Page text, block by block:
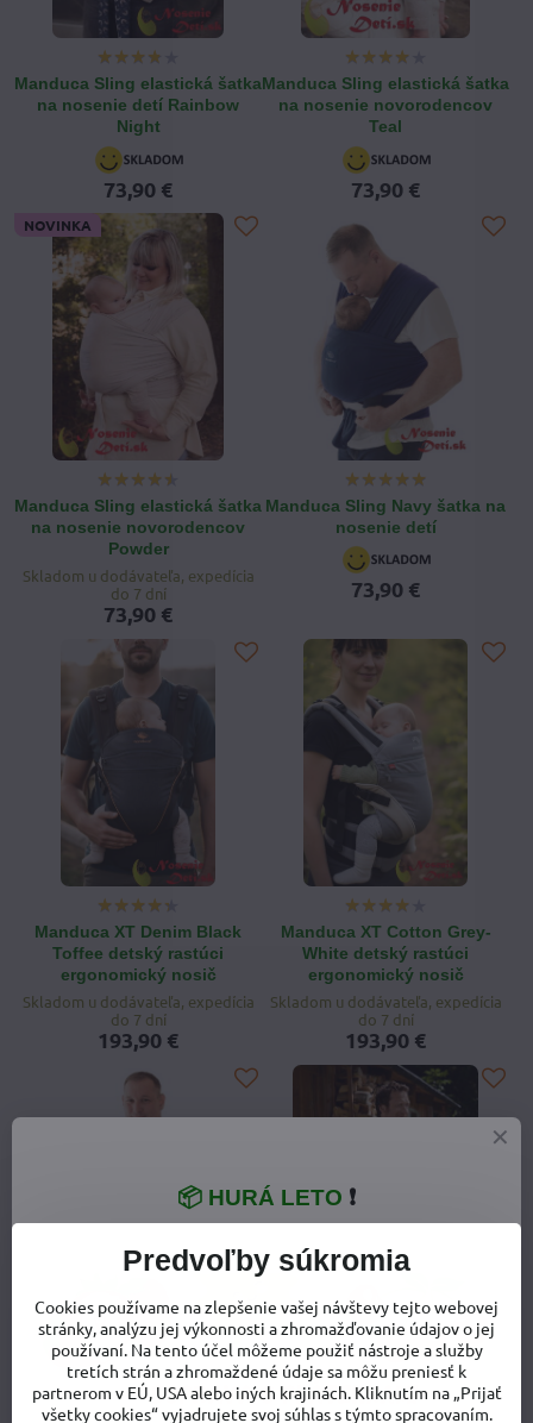
Manduca Sling elastická šatka
na nosenie detí Rainbow
Night
73,90 €
Manduca Sling elastická šatka
na nosenie novorodencov
Teal
73,90 €
NOVINKA
Manduca Sling elastická šatka
na nosenie novorodencov
Powder
Skladom u dodávateľa, expedícia
do 7 dní
73,90 €
Manduca Sling Navy šatka na
nosenie detí
73,90 €
Manduca XT Denim Black
Toffee detský rastúci
ergonomický nosič
Skladom u dodávateľa, expedícia
do 7 dní
193,90 €
Manduca XT Cotton Grey-
White detský rastúci
ergonomický nosič
Skladom u dodávateľa, expedícia
do 7 dní
193,90 €
Manduca Sling elastická šatka
Light Grey
Tovar nie je skladom
Manduca Sling Black
Predvoľby súkromia
Cookies používame na zlepšenie vašej návštevy tejto webovej
stránky, analýzu jej výkonnosti a zhromažďovanie údajov o jej
používaní. Na tento účel môžeme použiť nástroje a služby
tretích strán a zhromaždené údaje sa môžu preniesť k
partnerom v EÚ, USA alebo iných krajinách. Kliknutím na „Prijať
všetky cookies“ vyjadrujete svoj súhlas s týmto spracovaním.
📦 HURÁ LETO ❗